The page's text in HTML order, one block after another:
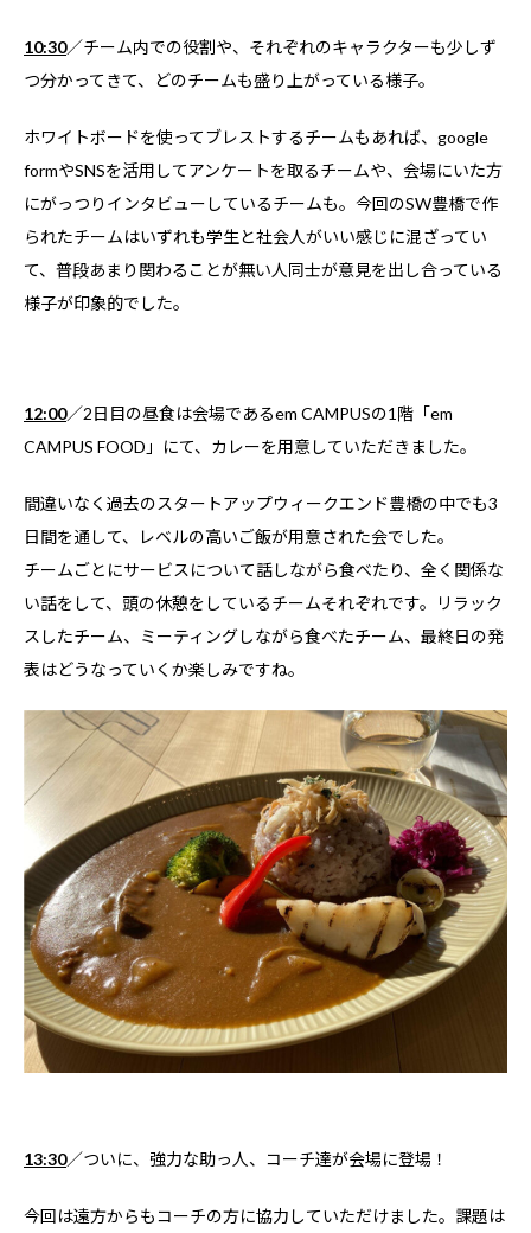
10:30／チーム内での役割や、それぞれのキャラクターも少しず
つ分かってきて、どのチームも盛り上がっている様子。
ホワイトボードを使ってブレストするチームもあれば、google
formやSNSを活用してアンケートを取るチームや、会場にいた方
にがっつりインタビューしているチームも。今回のSW豊橋で作
られたチームはいずれも学生と社会人がいい感じに混ざってい
て、普段あまり関わることが無い人同士が意見を出し合っている
様子が印象的でした。
12:00／2日目の昼食は会場であるem CAMPUSの1階「em
CAMPUS FOOD」にて、カレーを用意していただきました。
間違いなく過去のスタートアップウィークエンド豊橋の中でも3
日間を通して、レベルの高いご飯が用意された会でした。
チームごとにサービスについて話しながら食べたり、全く関係な
い話をして、頭の休憩をしているチームそれぞれです。リラック
スしたチーム、ミーティングしながら食べたチーム、最終日の発
表はどうなっていくか楽しみですね。
13:30／ついに、強力な助っ人、コーチ達が会場に登場！
今回は遠方からもコーチの方に協力していただけました。課題は